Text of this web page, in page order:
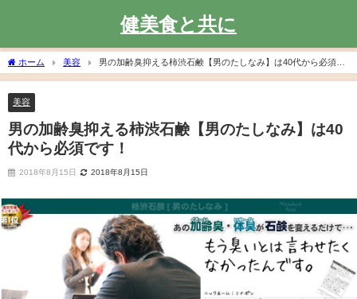
健美食と共に
ホーム 美容
男の加齢臭抑える柿渋石鹸【男のたしなみ】は40代から必須で
す！
美容
男の加齢臭抑える柿渋石鹸【男のたしなみ】は40
代から必須です！
2018年8月15日 2018年8月15日